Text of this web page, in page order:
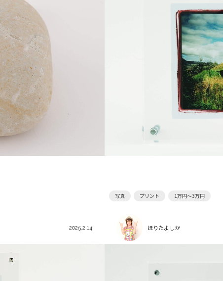
2025.2.14
写真 プリント 1万円～3万円
ほりたよしか